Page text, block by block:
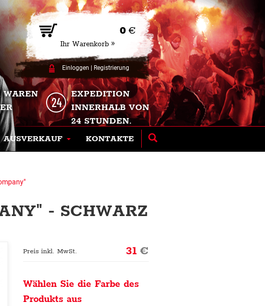
0 €
Ihr Warenkorb »
Einloggen Registrierung
WAREN
EXPEDITION
INNERHALB VON
24 STUNDEN.
AUSVERKAUF KONTAKTE
- SCHWARZ
Preis inkl. MwSt. 31€
Wählen Sie die Farbe des
Produkts aus